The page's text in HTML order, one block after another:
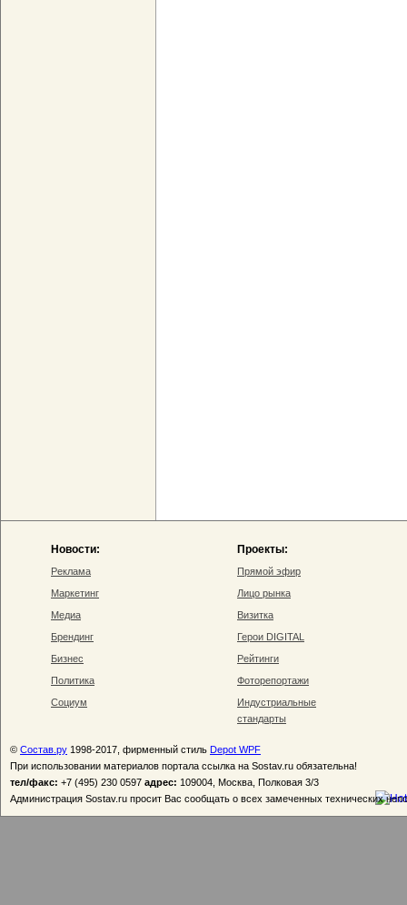
Новости:
Реклама
Маркетинг
Медиа
Брендинг
Бизнес
Политика
Социум
Проекты:
Прямой эфир
Лицо рынка
Визитка
Герои DIGITAL
Рейтинги
Фоторепортажи
Индустриальные
стандарты
© Состав.ру 1998-2017, фирменный стиль Depot WPF
При использовании материалов портала ссылка на Sostav.ru обязательна!
тел/факс: +7 (495) 230 0597 адрес: 109004, Москва, Полковая 3/3
Администрация Sostav.ru просит Вас сообщать о всех замеченных технических